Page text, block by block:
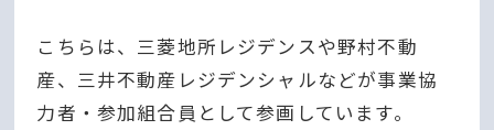
こちらは、三菱地所レジデンスや野村不動
産、三井不動産レジデンシャルなどが事業協
力者・参加組合員として参画しています。